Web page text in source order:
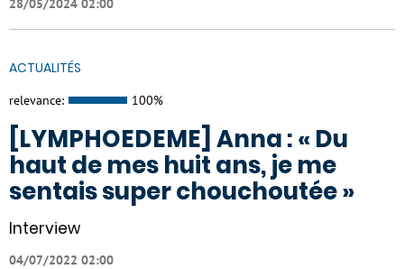
28/05/2024 02:00
ACTUALITÉS
relevance: 100%
[LYMPHOEDEME] Anna : « Du
haut de mes huit ans, je me
sentais super chouchoutée »
Interview
04/07/2022 02:00